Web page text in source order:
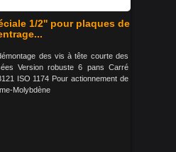
1/2'' pour plaques de
des vis à tête courte des
Version robuste 6 pans Carré
ISO 1174 Pour actionnement de
Molybdène